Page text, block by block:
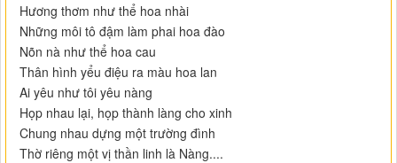
Hương thơm như thể hoa nhài
Những môi tô đậm làm phai hoa đào
Nõn nà như thể hoa cau
Thân hình yểu điệu ra màu hoa lan
Ai yêu như tôi yêu nàng
Họp nhau lại, họp thành làng cho xinh
Chung nhau dựng một trường đình
Thờ riêng một vị thần linh là Nàng....